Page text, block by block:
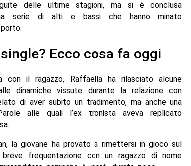
delle ultime stagioni, ma si è conclusa
serie di alti e bassi che hanno minato
Ecco cosa fa oggi
con il ragazzo, Raffaella ha rilasciato alcune
dinamiche vissute durante la relazione con
di aver subito un tradimento, ma anche una
alle quali l’ex tronista aveva replicato
la giovane ha provato a rimettersi in gioco sul
frequentazione con un ragazzo di nome